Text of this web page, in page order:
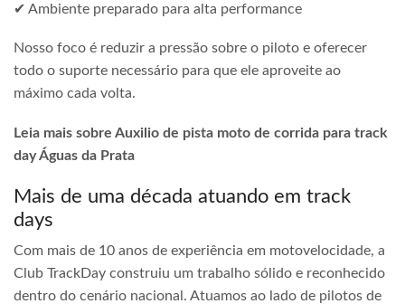
✔ Ambiente preparado para alta performance
Nosso foco é reduzir a pressão sobre o piloto e oferecer
todo o suporte necessário para que ele aproveite ao
máximo cada volta.
Leia mais sobre Auxilio de pista moto de corrida para track
day Águas da Prata
Mais de uma década atuando em track
days
Com mais de 10 anos de experiência em motovelocidade, a
Club TrackDay construiu um trabalho sólido e reconhecido
dentro do cenário nacional. Atuamos ao lado de pilotos de